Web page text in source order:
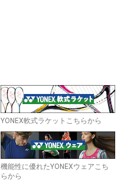
YONEX軟式ラケットこちらから
機能性に優れたYONEXウェアこち
らから